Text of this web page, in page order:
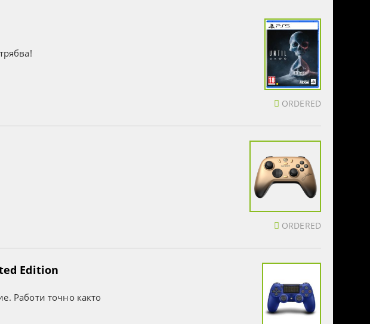
ORDERED
ORDERED
Edition
Работи точно както